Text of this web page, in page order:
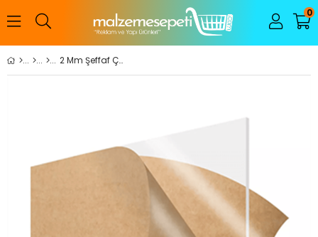
0
2 Mm Şeffaf Çekme Pleksi Levha (205*305 Cm)